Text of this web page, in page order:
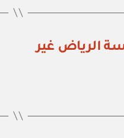
مؤسسة الرياض غير